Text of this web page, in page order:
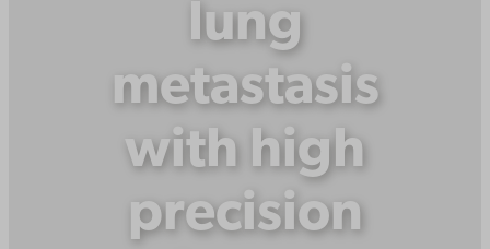
lung
metastasis
with high
precision